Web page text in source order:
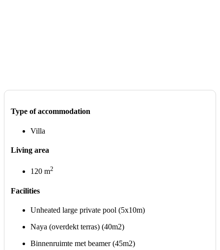
Type of accommodation
Villa
Living area
120 m2
Facilities
Unheated large private pool (5x10m)
Naya (overdekt terras) (40m2)
Binnenruimte met beamer (45m2)